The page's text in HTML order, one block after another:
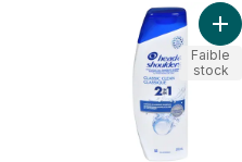
Faible
stock